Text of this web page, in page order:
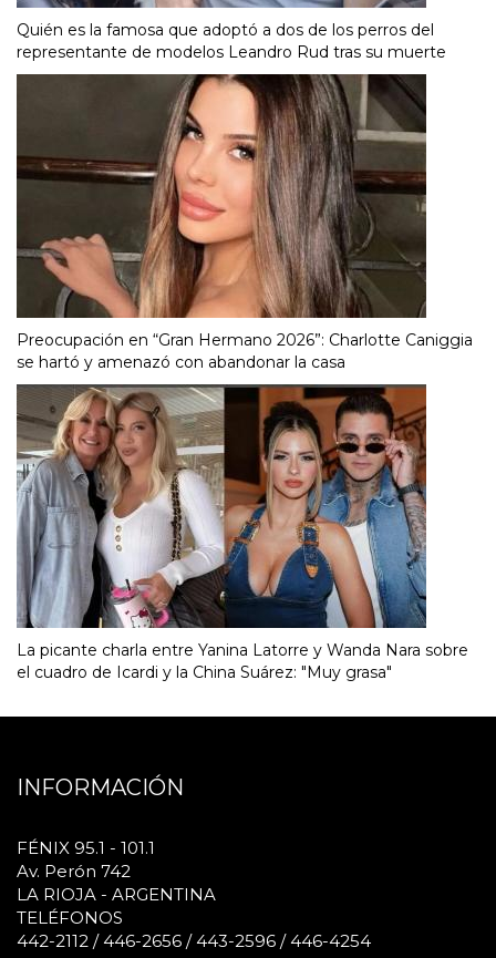
Quién es la famosa que adoptó a dos de los perros del
representante de modelos Leandro Rud tras su muerte
Preocupación en “Gran Hermano 2026”: Charlotte Caniggia
se hartó y amenazó con abandonar la casa
La picante charla entre Yanina Latorre y Wanda Nara sobre
el cuadro de Icardi y la China Suárez: "Muy grasa"
INFORMACIÓN
FÉNIX 95.1 - 101.1
Av. Perón 742
LA RIOJA - ARGENTINA
TELÉFONOS
442-2112 / 446-2656 / 443-2596 / 446-4254